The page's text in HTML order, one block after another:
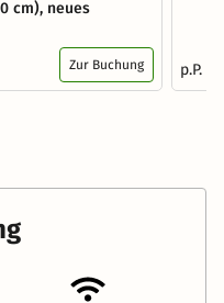
cm), neues
Zur Buchung p.P.